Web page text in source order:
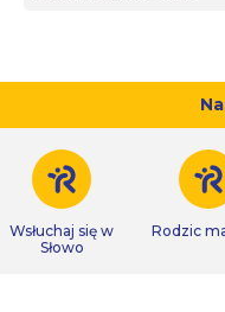
Wsłuchaj się w
Słowo
Rodzic